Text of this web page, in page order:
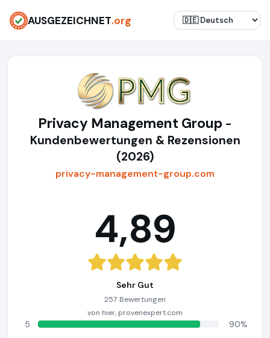
AUSGEZEICHNET.org
Privacy Management Group -
Kundenbewertungen & Rezensionen
(2026)
privacy-management-group.com
4,89
Sehr Gut
257 Bewertungen
von hier, provenexpert.com
5
90%